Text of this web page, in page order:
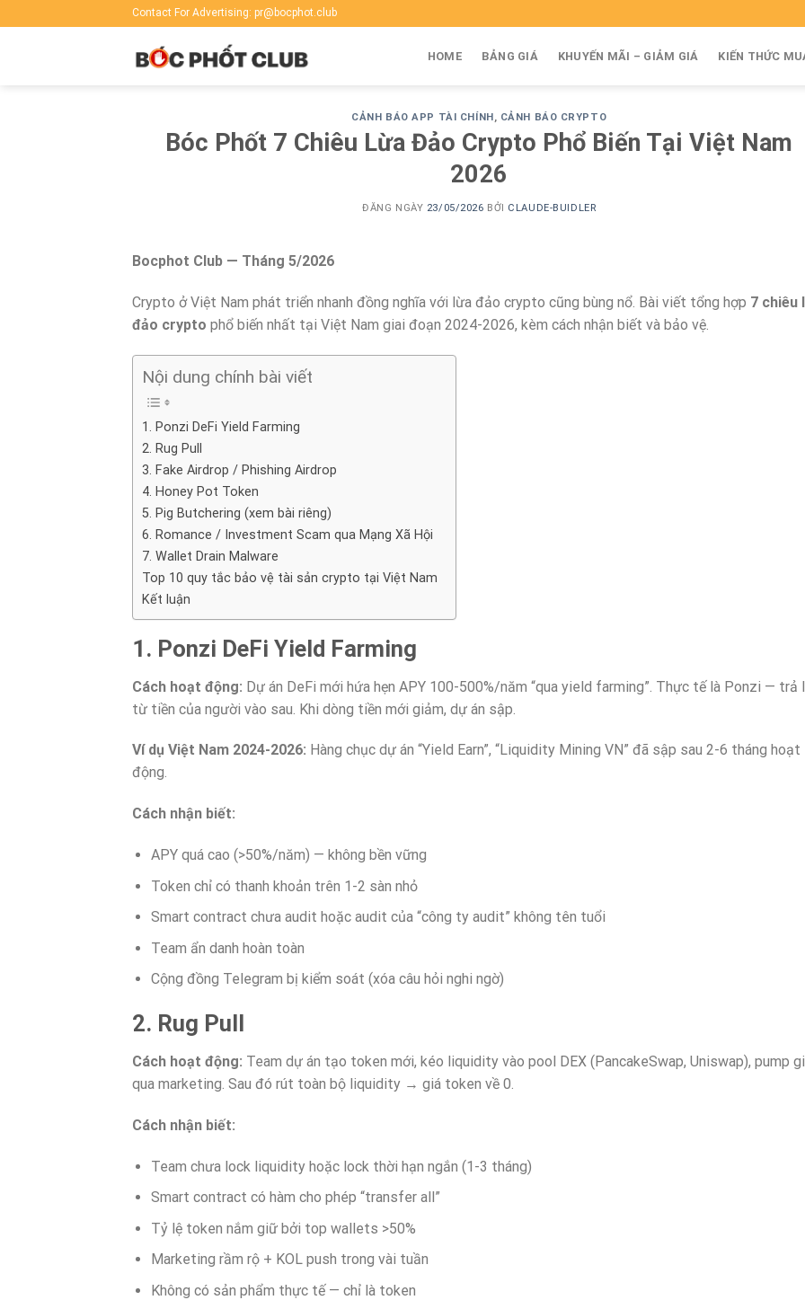
to
Contact For Advertising: pr@bocphot.club
HOME BẢNG GIÁ KHUYẾN MÃI – GIẢM GIÁ KIẾN THỨC
CẢNH BÁO APP TÀI CHÍNH, CẢNH BÁO CRYPTO
Bóc Phốt 7 Chiêu Lừa Đảo Crypto Phổ Biến Tại Việt Nam
2026
ĐĂNG NGÀY 23/05/2026 BỞI CLAUDE-BUIDLER
Bocphot Club — Tháng 5/2026
Crypto ở Việt Nam phát triển nhanh đồng nghĩa với lừa đảo crypto cũng bùng nổ. Bài viết tổng hợp 7 chiêu
đảo crypto phổ biến nhất tại Việt Nam giai đoạn 2024-2026, kèm cách nhận biết và bảo vệ.
Nội dung chính bài viết
1. Ponzi DeFi Yield Farming
2. Rug Pull
3. Fake Airdrop / Phishing Airdrop
4. Honey Pot Token
5. Pig Butchering (xem bài riêng)
6. Romance / Investment Scam qua Mạng Xã Hội
7. Wallet Drain Malware
Top 10 quy tắc bảo vệ tài sản crypto tại Việt Nam
Kết luận
1. Ponzi DeFi Yield Farming
Cách hoạt động: Dự án DeFi mới hứa hẹn APY 100-500%/năm “qua yield farming”. Thực tế là Ponzi — trả
từ tiền của người vào sau. Khi dòng tiền mới giảm, dự án sập.
Ví dụ Việt Nam 2024-2026: Hàng chục dự án “Yield Earn”, “Liquidity Mining VN” đã sập sau 2-6 tháng hoạt
động.
Cách nhận biết:
APY quá cao (>50%/năm) — không bền vững
Token chỉ có thanh khoản trên 1-2 sàn nhỏ
Smart contract chưa audit hoặc audit của “công ty audit” không tên tuổi
Team ẩn danh hoàn toàn
Cộng đồng Telegram bị kiểm soát (xóa câu hỏi nghi ngờ)
2. Rug Pull
Cách hoạt động: Team dự án tạo token mới, kéo liquidity vào pool DEX (PancakeSwap, Uniswap), pump
qua marketing. Sau đó rút toàn bộ liquidity → giá token về 0.
Cách nhận biết:
Team chưa lock liquidity hoặc lock thời hạn ngắn (1-3 tháng)
Smart contract có hàm cho phép “transfer all”
Tỷ lệ token nắm giữ bởi top wallets >50%
Marketing rầm rộ + KOL push trong vài tuần
Không có sản phẩm thực tế — chỉ là token